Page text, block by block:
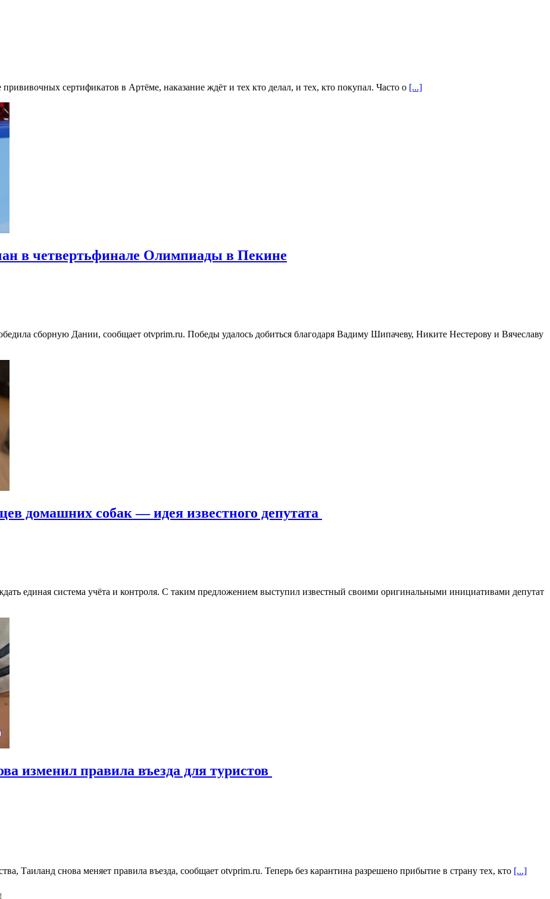
сертификатов в Артёме, наказание ждёт и тех кто делал, и тех, кто покупал. Часто о [...]
в четвертьфинале Олимпиады в Пекине
сборную Дании, сообщает otvprim.ru. Победы удалось добиться благодаря Вадиму Шипачеву, Никите Нестерову и Вячеславу
домашних собак — идея известного депутата
единая система учёта и контроля. С таким предложением выступил известный своими оригинальными инициативами депутат
изменил правила въезда для туристов
Таиланд снова меняет правила въезда, сообщает otvprim.ru. Теперь без карантина разрешено прибытие в страну тех, кто [...]